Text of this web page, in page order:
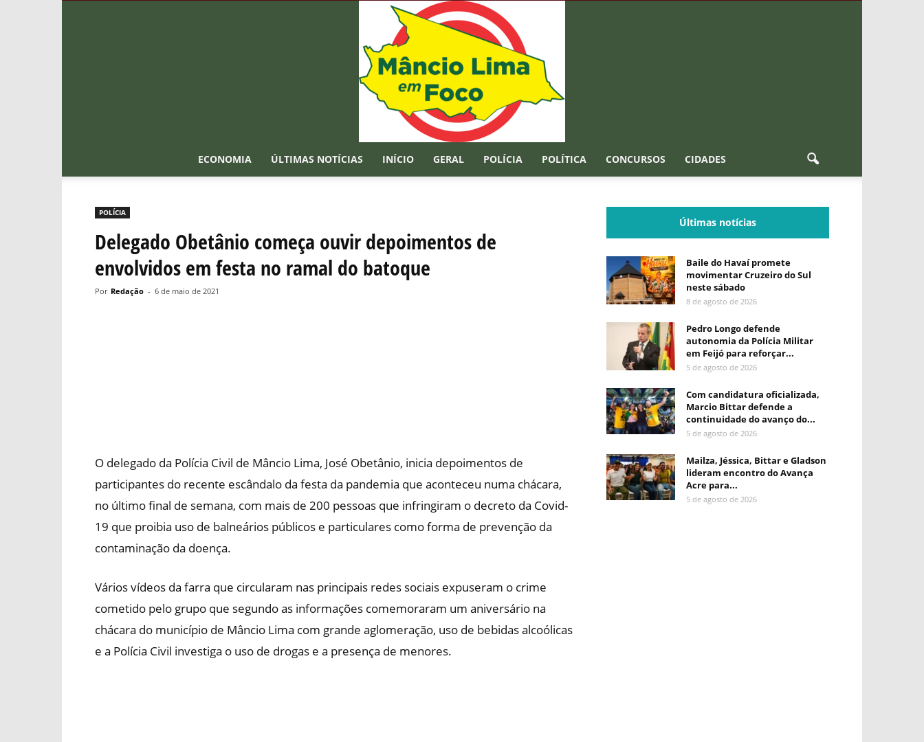
ECONOMIA ÚLTIMAS NOTÍCIAS INÍCIO GERAL POLÍCIA POLÍTICA CONCURSOS CIDADES
POLÍCIA
Delegado Obetânio começa ouvir depoimentos de
envolvidos em festa no ramal do batoque
Por Redação - 6 de maio de 2021
O delegado da Polícia Civil de Mâncio Lima, José Obetânio, inicia depoimentos de
participantes do recente escândalo da festa da pandemia que aconteceu numa chácara,
no último final de semana, com mais de 200 pessoas que infringiram o decreto da Covid-
19 que proibia uso de balneários públicos e particulares como forma de prevenção da
contaminação da doença.
Vários vídeos da farra que circularam nas principais redes sociais expuseram o crime
cometido pelo grupo que segundo as informações comemoraram um aniversário na
chácara do município de Mâncio Lima com grande aglomeração, uso de bebidas alcoólicas
e a Polícia Civil investiga o uso de drogas e a presença de menores.
Últimas notícias
Baile do Havaí promete
movimentar Cruzeiro do Sul
neste sábado
8 de agosto de 2026
Pedro Longo defende
autonomia da Polícia Militar
em Feijó para reforçar...
5 de agosto de 2026
Com candidatura oficializada,
Marcio Bittar defende a
continuidade do avanço do...
5 de agosto de 2026
Mailza, Jéssica, Bittar e Gladson
lideram encontro do Avança
Acre para...
5 de agosto de 2026